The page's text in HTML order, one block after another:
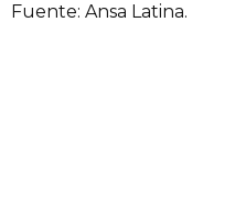
Fuente: Ansa Latina.